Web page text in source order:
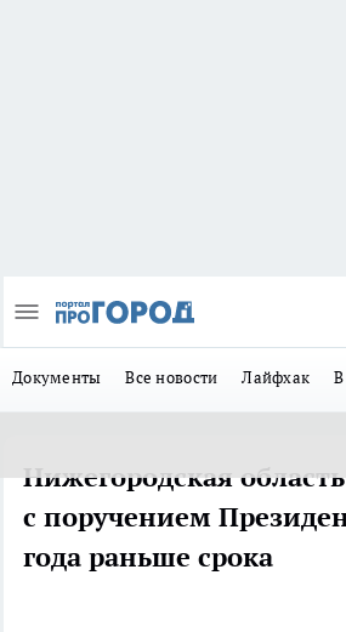
Документы Все новости Лайфхак
Нижегородская
с поручением
года раньше срока